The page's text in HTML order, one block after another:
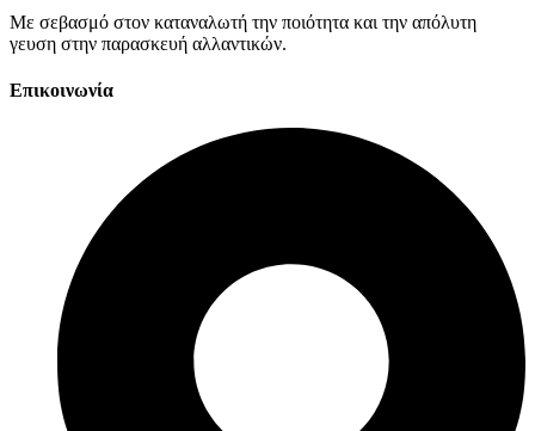
Με σεβασμό στον καταναλωτή την ποιότητα και την απόλυτη
γευση στην παρασκευή αλλαντικών.
Επικοινωνία